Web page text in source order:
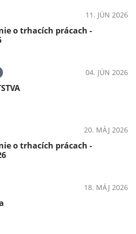
11. JÚN 2026
o trhacích prácach -
04. JÚN 2026
20. MÁJ 2026
o trhacích prácach -
18. MÁJ 2026